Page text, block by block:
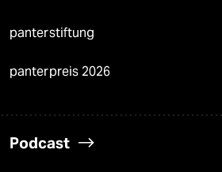
panterstiftung
panterpreis 2026
Podcast